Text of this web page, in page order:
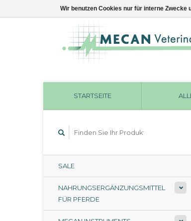
STARTSEITE
SALE
NAHRUNGSERGÄNZUNGSMITTEL
FÜR PFERDE
Wir benutzen Cookies nur für interne Zwecke